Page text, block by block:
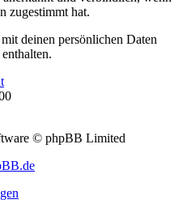
zugestimmt hat.
deinen persönlichen Daten
© phpBB Limited